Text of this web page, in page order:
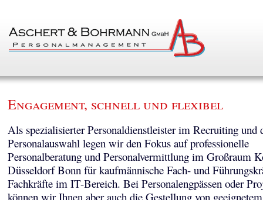
Engagement, schnell und flexibel
Als spezialisierter Personaldienstleister im Recruiting und
Personalauswahl legen wir den Fokus auf professionelle
Personalberatung und Personalvermittlung im Großraum
Düsseldorf Bonn für kaufmännische Fach- und
Fachkräfte im IT-Bereich. Bei Personalengpässen oder
können wir Ihnen aber auch die Gestellung von